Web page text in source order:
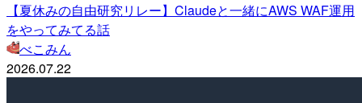
【夏休みの自由研究リレー】Claudeと一緒にAWS WAF運用
をやってみてる話
べこみん
2026.07.22